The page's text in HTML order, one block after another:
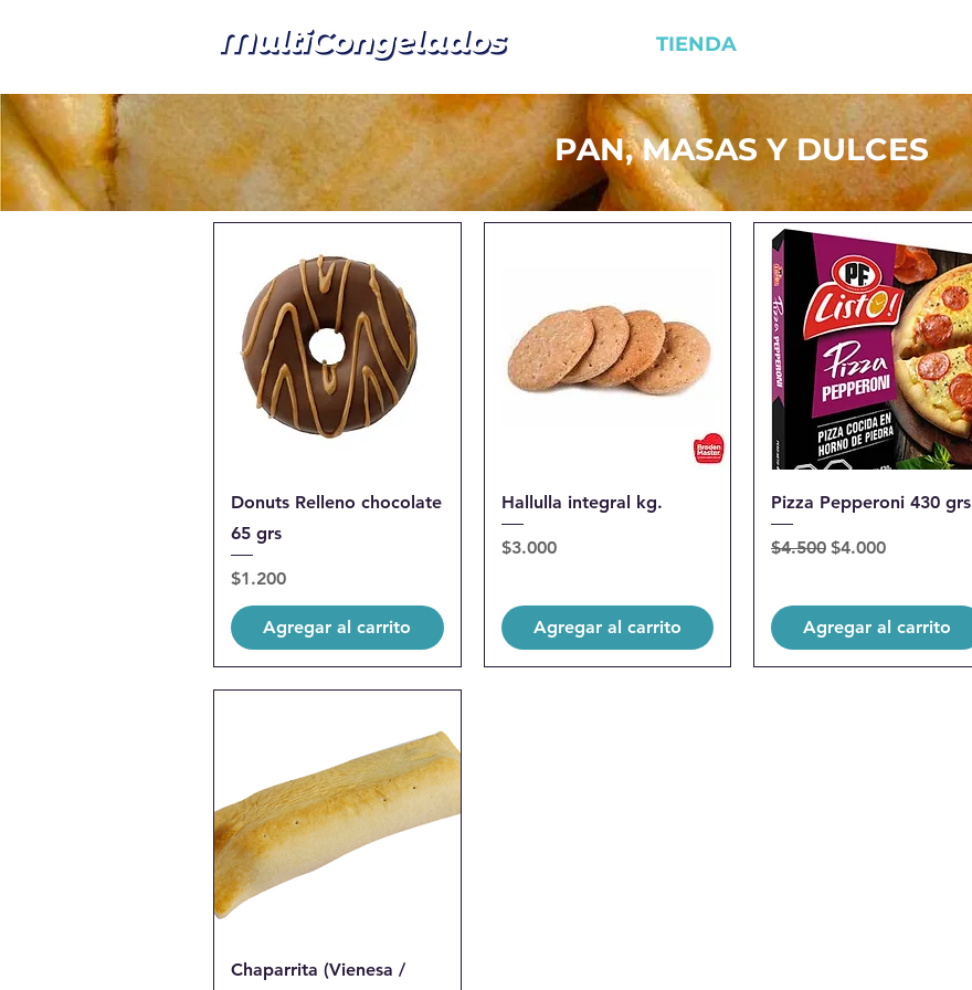
TIENDA
PAN, MASAS Y DULCES
Donuts Relleno chocolate
65 grs
Precio
$1.200
Agregar al carrito
Hallulla integral kg.
Precio
$3.000
Agregar al carrito
Pizza Pepperoni 430 grs
Precio
$4.500 Precio de oferta
$4.000
Agregar al carrito
Chaparrita (Vienesa /